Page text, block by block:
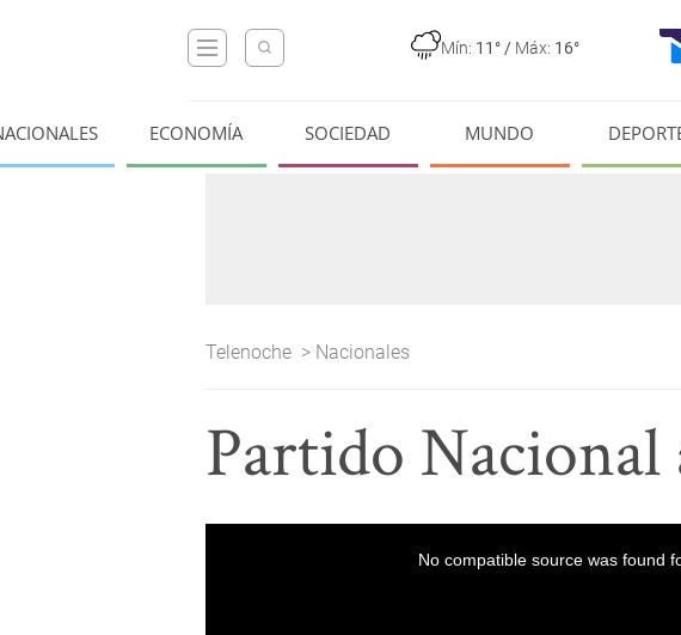
Mín: 11° / Máx: 16°
ECONOMÍA SOCIEDAD MUNDO
Telenoche > Nacionales
Partido
No compatible source was found